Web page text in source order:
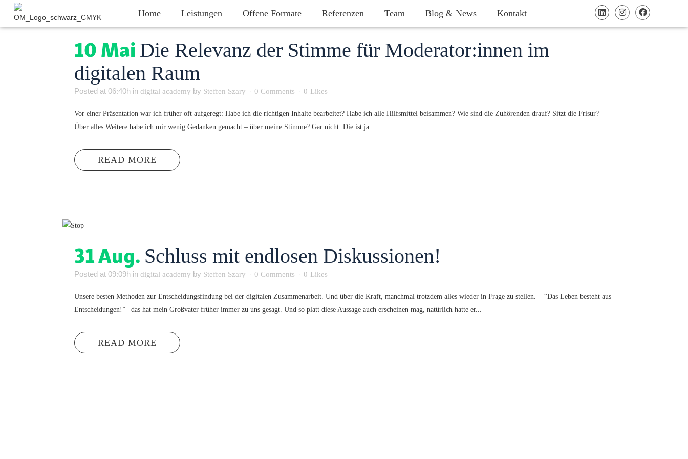
Home Leistungen Offene Formate Referenzen Team Blog & News Kontakt
10 Mai Die Relevanz der Stimme für Moderator:innen im
digitalen Raum
Posted at 06:40h in digital academy by Steffen Szary 0 Comments 0 Likes
Vor einer Präsentation war ich früher oft aufgeregt: Habe ich die richtigen Inhalte bearbeitet? Habe ich alle Hilfsmittel beisammen? Wie sind die Zuhörenden drauf? Sitzt die Frisur?
Über alles Weitere habe ich mir wenig Gedanken gemacht – über meine Stimme? Gar nicht. Die ist ja...
READ MORE
31 Aug. Schluss mit endlosen Diskussionen!
Posted at 09:09h in digital academy by Steffen Szary 0 Comments 0 Likes
Unsere besten Methoden zur Entscheidungsfindung bei der digitalen Zusammenarbeit. Und über die Kraft, manchmal trotzdem alles wieder in Frage zu stellen. “Das Leben besteht aus
Entscheidungen!”– das hat mein Großvater früher immer zu uns gesagt. Und so platt diese Aussage auch erscheinen mag, natürlich hatte er...
READ MORE